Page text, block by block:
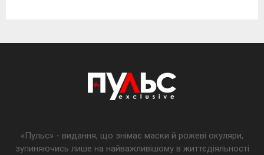
«Пульс» - видання, що знімає маски й рожеві окуляри,
зупиняючись лише на найважливішому в життєдіяльності